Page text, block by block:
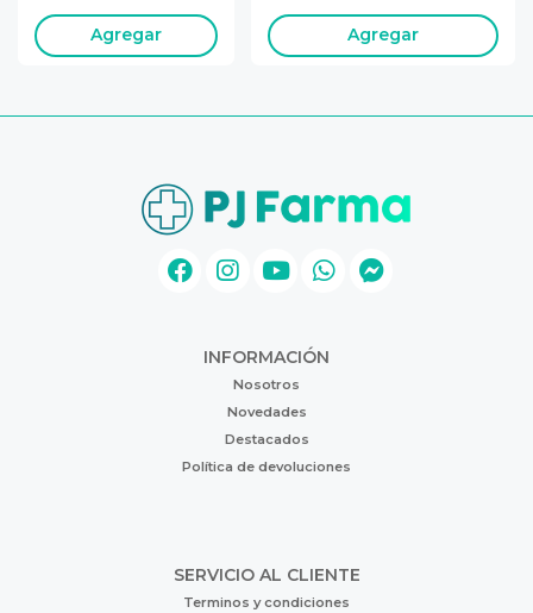
Agregar Agregar
INFORMACIÓN
Nosotros
Novedades
Destacados
Política de devoluciones
SERVICIO AL CLIENTE
Terminos y condiciones